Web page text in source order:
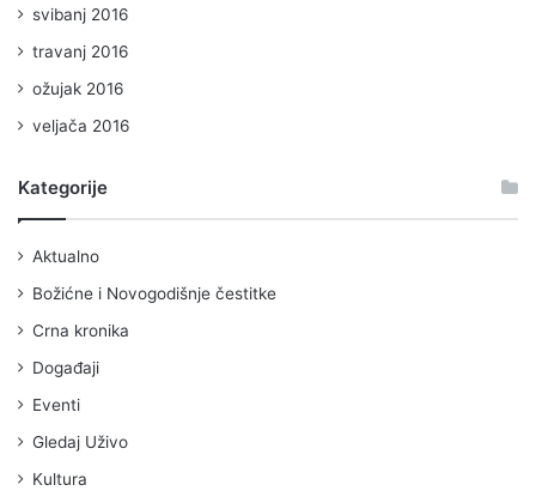
svibanj 2016
travanj 2016
ožujak 2016
veljača 2016
Kategorije
Aktualno
Božićne i Novogodišnje čestitke
Crna kronika
Događaji
Eventi
Gledaj Uživo
Kultura